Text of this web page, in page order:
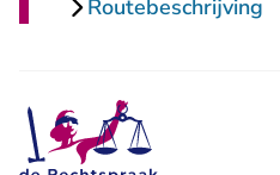
Routebeschrijving